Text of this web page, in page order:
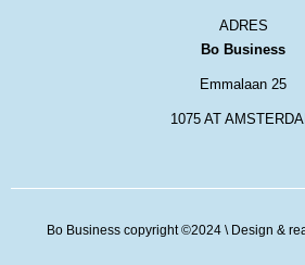
ADRES
Bo Business
Emmalaan 25
1075 AT
Bo Business copyright ©2024 \ Design &